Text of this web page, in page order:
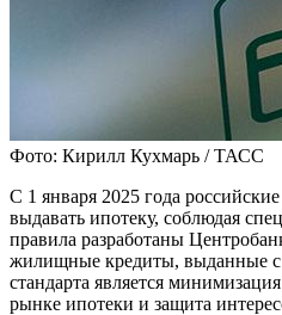
Фото: Кирилл Кухмарь / ТАСС
С 1 января 2025 года
выдавать ипотеку, соблюдая
правила разработаны
жилищные кредиты, выданные с
стандарта является
рынке ипотеки и защита